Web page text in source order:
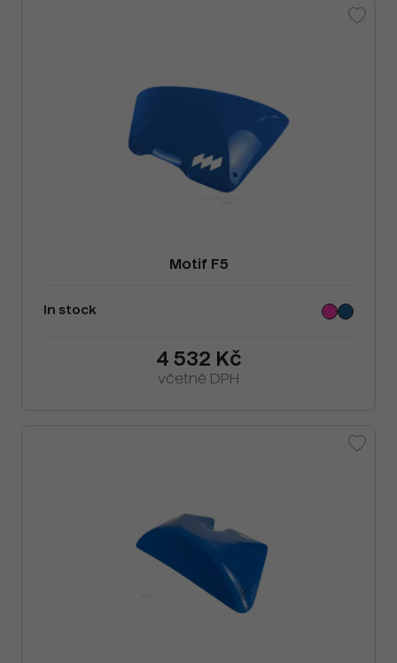
Motif F5
In stock
4 532 Kč
včetně DPH